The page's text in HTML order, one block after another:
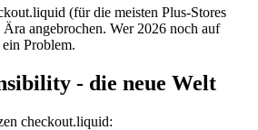
(für die meisten Plus-Stores
angebrochen. Wer 2026 noch auf
Problem.
- die neue Welt
checkout.liquid: